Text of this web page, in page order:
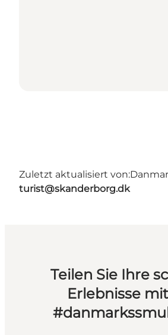
Zuletzt aktualisiert von:
turist@skanderborg.dk
Teilen Sie Ihre
Erlebnisse